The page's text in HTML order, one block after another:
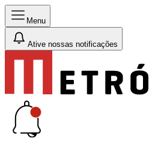
Menu
Ative nossas notificações